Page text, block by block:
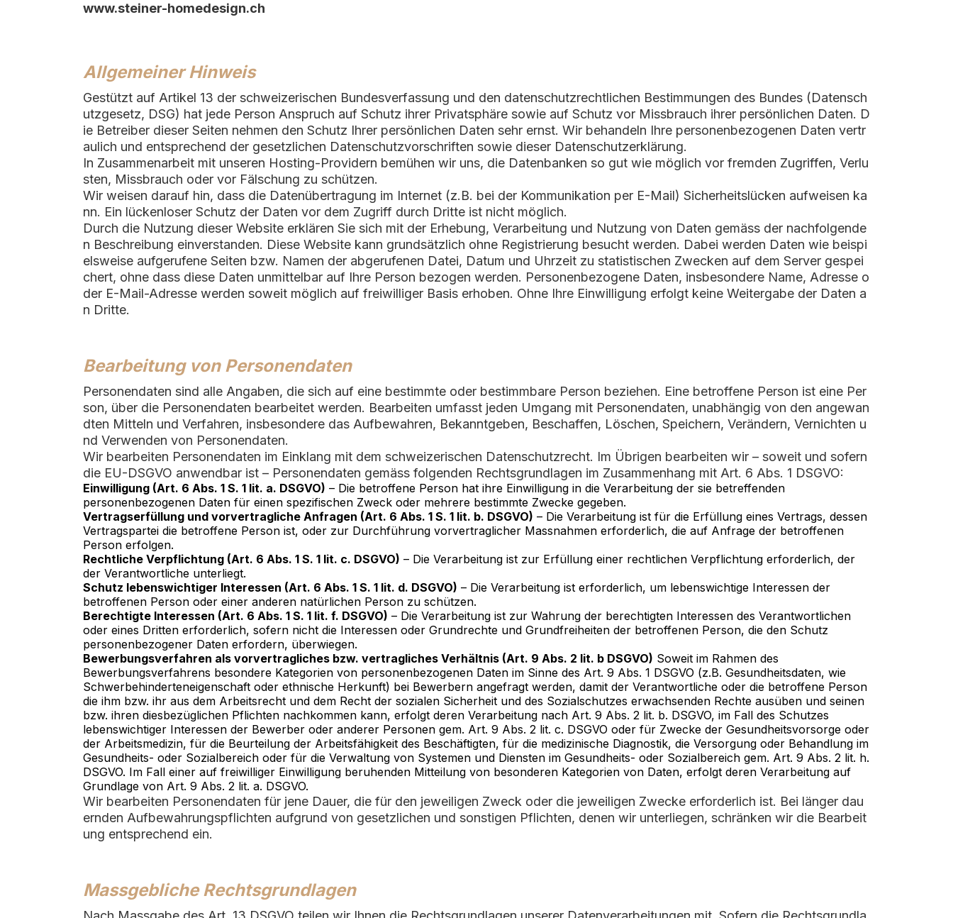
www.steiner-homedesign.ch
Allgemeiner Hinweis
Gestützt auf Artikel 13 der schweizerischen Bundesverfassung und den datenschutzrechtlichen Bestimmungen des Bundes (Datensch
utzgesetz, DSG) hat jede Person Anspruch auf Schutz ihrer Privatsphäre sowie auf Schutz vor Missbrauch ihrer persönlichen Daten. D
ie Betreiber dieser Seiten nehmen den Schutz Ihrer persönlichen Daten sehr ernst. Wir behandeln Ihre personenbezogenen Daten vertr
aulich und entsprechend der gesetzlichen Datenschutzvorschriften sowie dieser Datenschutzerklärung.
In Zusammenarbeit mit unseren Hosting-Providern bemühen wir uns, die Datenbanken so gut wie möglich vor fremden Zugriffen, Verlu
sten, Missbrauch oder vor Fälschung zu schützen.
Wir weisen darauf hin, dass die Datenübertragung im Internet (z.B. bei der Kommunikation per E-Mail) Sicherheitslücken aufweisen ka
nn. Ein lückenloser Schutz der Daten vor dem Zugriff durch Dritte ist nicht möglich.
Durch die Nutzung dieser Website erklären Sie sich mit der Erhebung, Verarbeitung und Nutzung von Daten gemäss der nachfolgende
n Beschreibung einverstanden. Diese Website kann grundsätzlich ohne Registrierung besucht werden. Dabei werden Daten wie beispi
elsweise aufgerufene Seiten bzw. Namen der abgerufenen Datei, Datum und Uhrzeit zu statistischen Zwecken auf dem Server gespei
chert, ohne dass diese Daten unmittelbar auf Ihre Person bezogen werden. Personenbezogene Daten, insbesondere Name, Adresse o
der E-Mail-Adresse werden soweit möglich auf freiwilliger Basis erhoben. Ohne Ihre Einwilligung erfolgt keine Weitergabe der Daten a
n Dritte.
Bearbeitung von Personendaten
Personendaten sind alle Angaben, die sich auf eine bestimmte oder bestimmbare Person beziehen. Eine betroffene Person ist eine Per
son, über die Personendaten bearbeitet werden. Bearbeiten umfasst jeden Umgang mit Personendaten, unabhängig von den angewan
dten Mitteln und Verfahren, insbesondere das Aufbewahren, Bekanntgeben, Beschaffen, Löschen, Speichern, Verändern, Vernichten u
nd Verwenden von Personendaten.
Wir bearbeiten Personendaten im Einklang mit dem schweizerischen Datenschutzrecht. Im Übrigen bearbeiten wir – soweit und sofern
die EU-DSGVO anwendbar ist – Personendaten gemäss folgenden Rechtsgrundlagen im Zusammenhang mit Art. 6 Abs. 1 DSGVO:
Einwilligung (Art. 6 Abs. 1 S. 1 lit. a. DSGVO) – Die betroffene Person hat ihre Einwilligung in die Verarbeitung der sie betreffenden
personenbezogenen Daten für einen spezifischen Zweck oder mehrere bestimmte Zwecke gegeben.
Vertragserfüllung und vorvertragliche Anfragen (Art. 6 Abs. 1 S. 1 lit. b. DSGVO) – Die Verarbeitung ist für die Erfüllung eines Vertrags, dessen
Vertragspartei die betroffene Person ist, oder zur Durchführung vorvertraglicher Massnahmen erforderlich, die auf Anfrage der betroffenen
Person erfolgen.
Rechtliche Verpflichtung (Art. 6 Abs. 1 S. 1 lit. c. DSGVO) – Die Verarbeitung ist zur Erfüllung einer rechtlichen Verpflichtung erforderlich, der
der Verantwortliche unterliegt.
Schutz lebenswichtiger Interessen (Art. 6 Abs. 1 S. 1 lit. d. DSGVO) – Die Verarbeitung ist erforderlich, um lebenswichtige Interessen der
betroffenen Person oder einer anderen natürlichen Person zu schützen.
Berechtigte Interessen (Art. 6 Abs. 1 S. 1 lit. f. DSGVO) – Die Verarbeitung ist zur Wahrung der berechtigten Interessen des Verantwortlichen
oder eines Dritten erforderlich, sofern nicht die Interessen oder Grundrechte und Grundfreiheiten der betroffenen Person, die den Schutz
personenbezogener Daten erfordern, überwiegen.
Bewerbungsverfahren als vorvertragliches bzw. vertragliches Verhältnis (Art. 9 Abs. 2 lit. b DSGVO) Soweit im Rahmen des
Bewerbungsverfahrens besondere Kategorien von personenbezogenen Daten im Sinne des Art. 9 Abs. 1 DSGVO (z.B. Gesundheitsdaten, wie
Schwerbehinderteneigenschaft oder ethnische Herkunft) bei Bewerbern angefragt werden, damit der Verantwortliche oder die betroffene Person
die ihm bzw. ihr aus dem Arbeitsrecht und dem Recht der sozialen Sicherheit und des Sozialschutzes erwachsenden Rechte ausüben und seinen
bzw. ihren diesbezüglichen Pflichten nachkommen kann, erfolgt deren Verarbeitung nach Art. 9 Abs. 2 lit. b. DSGVO, im Fall des Schutzes
lebenswichtiger Interessen der Bewerber oder anderer Personen gem. Art. 9 Abs. 2 lit. c. DSGVO oder für Zwecke der Gesundheitsvorsorge oder
der Arbeitsmedizin, für die Beurteilung der Arbeitsfähigkeit des Beschäftigten, für die medizinische Diagnostik, die Versorgung oder Behandlung im
Gesundheits- oder Sozialbereich oder für die Verwaltung von Systemen und Diensten im Gesundheits- oder Sozialbereich gem. Art. 9 Abs. 2 lit. h.
DSGVO. Im Fall einer auf freiwilliger Einwilligung beruhenden Mitteilung von besonderen Kategorien von Daten, erfolgt deren Verarbeitung auf
Grundlage von Art. 9 Abs. 2 lit. a. DSGVO.
Wir bearbeiten Personendaten für jene Dauer, die für den jeweiligen Zweck oder die jeweiligen Zwecke erforderlich ist. Bei länger dau
ernden Aufbewahrungspflichten aufgrund von gesetzlichen und sonstigen Pflichten, denen wir unterliegen, schränken wir die Bearbeit
ung entsprechend ein.
Massgebliche Rechtsgrundlagen